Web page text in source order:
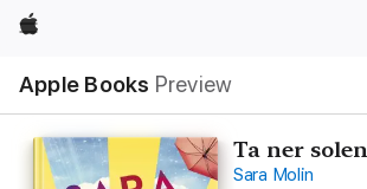
Apple
Apple Books Preview
Nav
Open
Menu
Ta ner solen
Sara Molin